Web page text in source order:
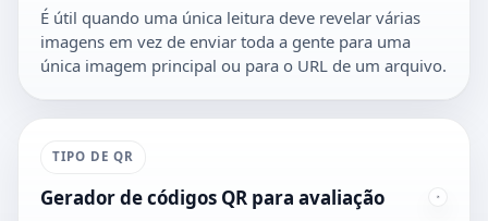
É útil quando uma única leitura deve revelar várias
imagens em vez de enviar toda a gente para uma
única imagem principal ou para o URL de um arquivo.
TIPO DE QR
Gerador de códigos QR para avaliação